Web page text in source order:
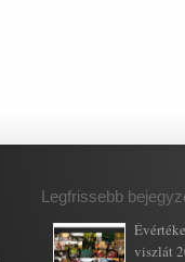
Legfrissebb
viszlát